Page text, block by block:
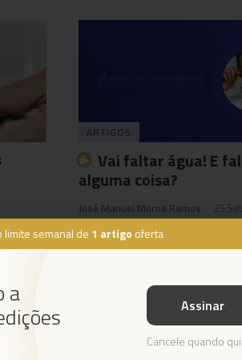
limite semanal de 1 artigo oferta
a Assinar
Cancele quando
ARTIGOS
Vai faltar água! E
alguma coisa?
José Manuel Morna Ramos 25
Instale a nossa App